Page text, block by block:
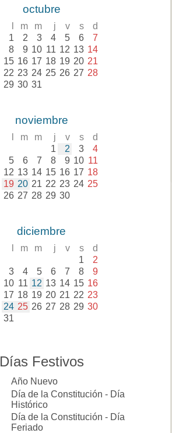
octubre
m m j v s d
1 2 3 4 5 6 7
8 9 10 11 12 13 14
15 16 17 18 19 20 21
22 23 24 25 26 27 28
29 30 31
noviembre
m m j v s d
1 2 3 4
5 6 7 8 9 10 11
12 13 14 15 16 17 18
19 20 21 22 23 24 25
26 27 28 29 30
diciembre
m m j v s d
1 2
3 4 5 6 7 8 9
10 11 12 13 14 15 16
17 18 19 20 21 22 23
24 25 26 27 28 29 30
31
Días Festivos
Año Nuevo
Día de la Constitución - Día
Histórico
Día de la Constitución - Día
Feriado